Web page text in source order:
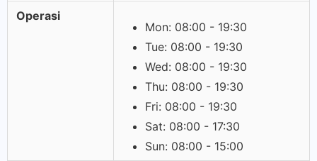
Operasi
Mon: 08:00 - 19:30
Tue: 08:00 - 19:30
Wed: 08:00 - 19:30
Thu: 08:00 - 19:30
Fri: 08:00 - 19:30
Sat: 08:00 - 17:30
Sun: 08:00 - 15:00